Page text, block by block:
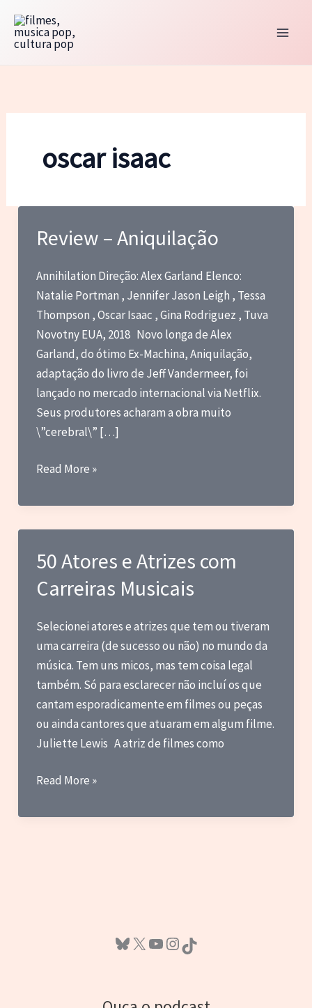
para
Bluesky X Youtube InstagramTikTok
oscar isaac
Review – Aniquilação
Annihilation Direção: Alex Garland Elenco:
Natalie Portman , Jennifer Jason Leigh , Tessa
Thompson , Oscar Isaac , Gina Rodriguez , Tuva
Novotny EUA, 2018 Novo longa de Alex
Garland, do ótimo Ex-Machina, Aniquilação,
adaptação do livro de Jeff Vandermeer, foi
lançado no mercado internacional via Netflix.
Seus produtores acharam a obra muito
\”cerebral\” […]
Review
Aniquilação
Read More »
50 Atores e Atrizes com
Carreiras Musicais
Selecionei atores e atrizes que tem ou tiveram
uma carreira (de sucesso ou não) no mundo da
música. Tem uns micos, mas tem coisa legal
também. Só para esclarecer não incluí os que
cantam esporadicamente em filmes ou peças
ou ainda cantores que atuaram em algum filme.
Juliette Lewis A atriz de filmes como
50
e
Read More »